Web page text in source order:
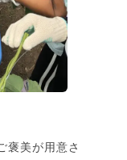
褒美が用意さ